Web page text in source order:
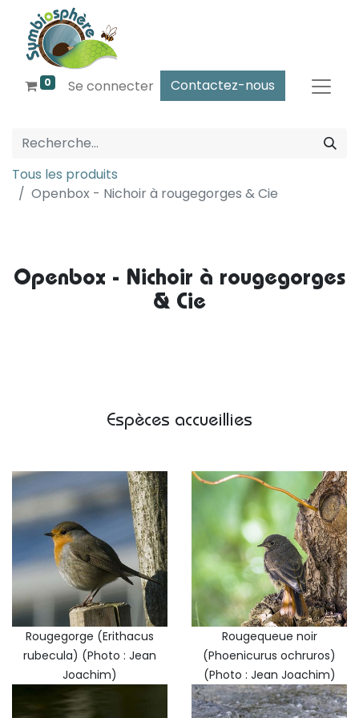
0 Se connecter Contactez-nous
Tous les produits
Openbox - Nichoir à rougegorges & Cie
Openbox - Nichoir à rougegorges
& Cie
Espèces accueillies
Rougegorge (Erithacus
rubecula) (Photo : Jean
Joachim)
Rougequeue noir
(Phoenicurus ochruros)
(Photo : Jean Joachim)